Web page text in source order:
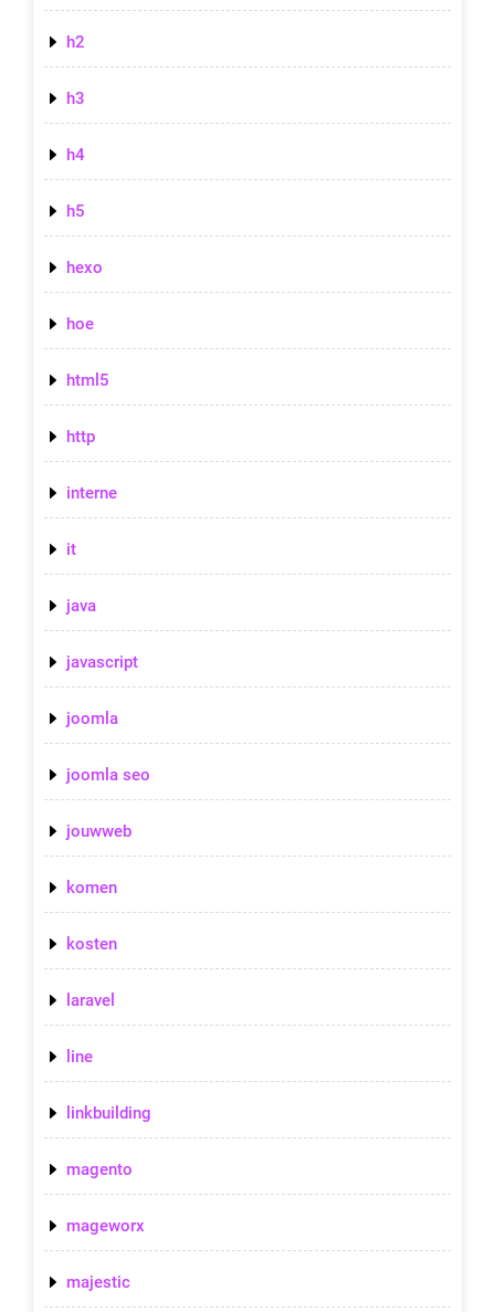
h2
h3
h4
h5
hexo
hoe
html5
http
interne
it
java
javascript
joomla
joomla seo
jouwweb
komen
kosten
laravel
line
linkbuilding
magento
mageworx
majestic